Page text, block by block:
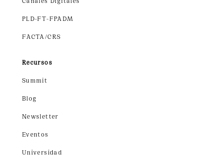
PLD-FT-FPADM
FACTA/CRS
Recursos
Summit
Blog
Newsletter
Eventos
Universidad